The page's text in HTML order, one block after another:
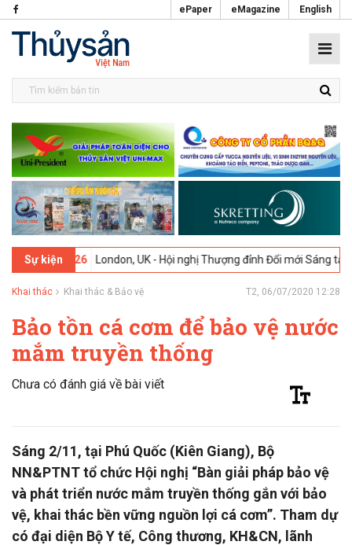
ePaper eMagazine English
Sự kiện
02-2026 London, UK - Hội nghị Thượng đỉnh Đổi mới Sáng tạo trong
Khai thác Khai thác & Bảo vệ T2, 06/07/2020 12:28
Bảo tồn cá cơm để bảo vệ nước
mắm truyền thống
Chưa có đánh giá về bài viết
Sáng 2/11, tại Phú Quốc (Kiên Giang), Bộ
NN&PTNT tổ chức Hội nghị “Bàn giải pháp bảo vệ
và phát triển nước mắm truyền thống gắn với bảo
vệ, khai thác bền vững nguồn lợi cá cơm”. Tham dự
có đại diện Bộ Y tế, Công thương, KH&CN, lãnh